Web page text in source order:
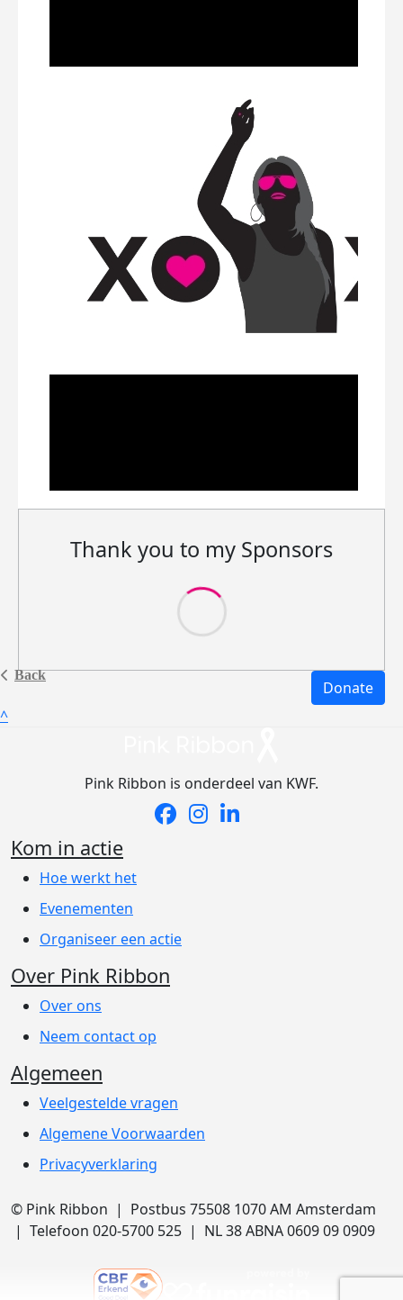
Back
Thank you to my Sponsors
Donate
^
Pink Ribbon is onderdeel van KWF.
Kom in actie
Hoe werkt het
Evenementen
Organiseer een actie
Over Pink Ribbon
Over ons
Neem contact op
Algemeen
Veelgestelde vragen
Algemene Voorwaarden
Privacyverklaring
© Pink Ribbon | Postbus 75508 1070 AM Amsterdam
| Telefoon 020-5700 525 | NL 38 ABNA 0609 09 0909